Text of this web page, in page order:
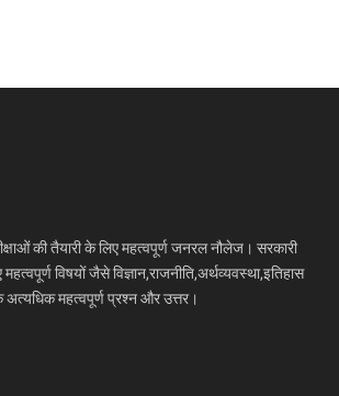
की तैयारी के लिए महत्वपूर्ण जनरल नौलेज। सरकारी
विषयों जैसे विज्ञान,राजनीति,अर्थव्यवस्था,इतिहास
महत्वपूर्ण प्रश्न और उत्तर।